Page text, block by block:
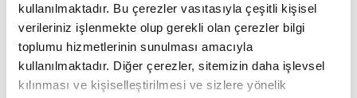
kullanılmaktadır. Bu çerezler vasıtasıyla çeşitli kişisel
verileriniz işlenmekte olup gerekli olan çerezler bilgi
toplumu hizmetlerinin sunulması amacıyla
kullanılmaktadır. Diğer çerezler, sitemizin daha işlevsel
kılınması ve kişiselleştirilmesi ve sizlere yönelik
içme geleneği edinmiş, içerisine ekmek
doğradıkları çorbaları içmeyi tercih etmişlerdi.
📌Sabah ve akşam yenilen iki öğünde de çorba
muhakkak bulunurdu.